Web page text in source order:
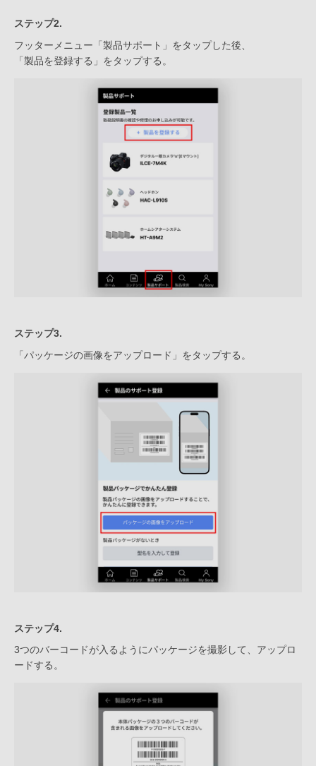
ステップ2.
フッターメニュー「製品サポート」をタップした後、
「製品を登録する」をタップする。
ステップ3.
「パッケージの画像をアップロード」をタップする。
ステップ4.
3つのバーコードが入るようにパッケージを撮影して、アップロ
ードする。